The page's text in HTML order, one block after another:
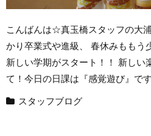
こんばんは☆真玉橋スタッフの大
かり卒業式や進級、 春休みもも
新しい学期がスタート！！ 新しい
て！今日の日課は『感覚遊び』で
スタッフブログ